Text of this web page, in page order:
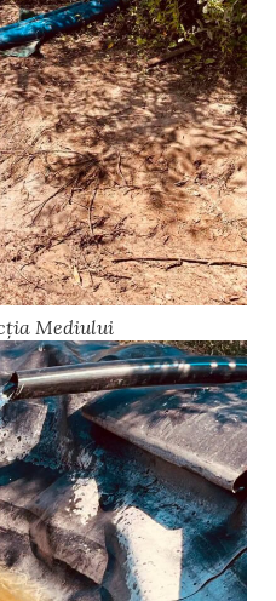
Mediului